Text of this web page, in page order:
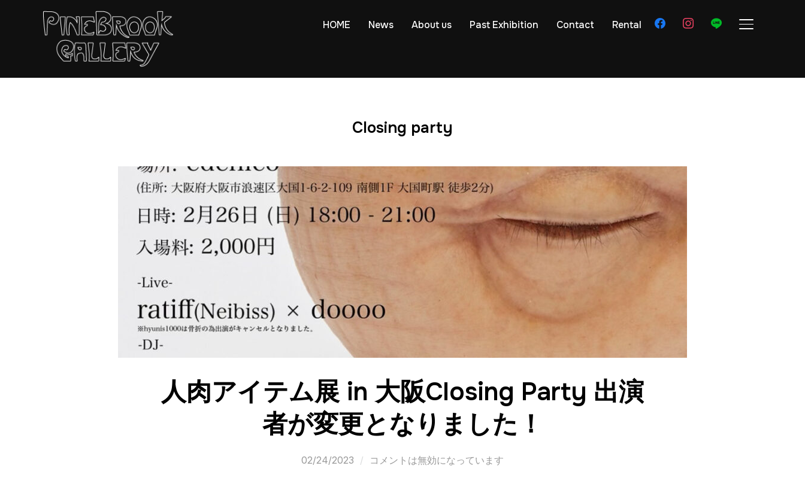
サイドバーと
facebookinstagram
line
HOME News About us Past Exhibition Contact Rental
Closing party
人肉アイテム展 in 大阪Closing Party 出演
者が変更となりました！
02/24/2023 コメントは無効になっています